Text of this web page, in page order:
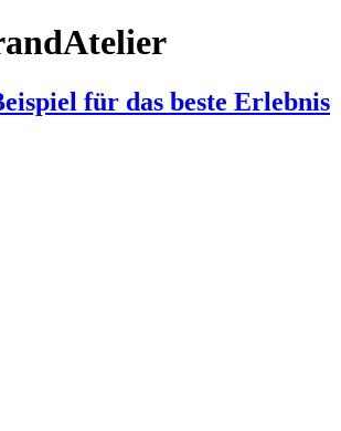
für das beste Erlebnis